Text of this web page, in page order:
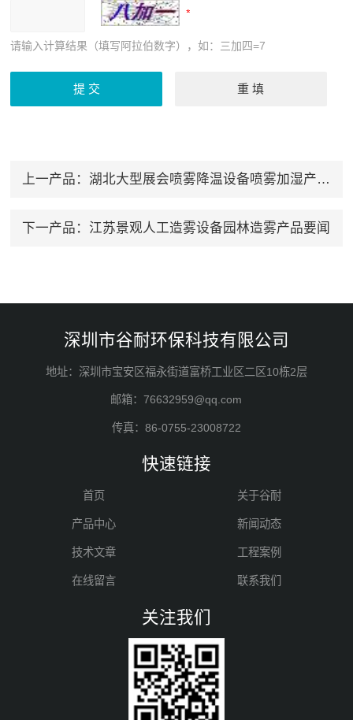
请输入计算结果（填写阿拉伯数字），如：三加四=7
上一产品： 湖北大型展会喷雾降温设备喷雾加湿产品要闻
下一产品： 江苏景观人工造雾设备园林造雾产品要闻
深圳市谷耐环保科技有限公司
地址：深圳市宝安区福永街道富桥工业区二区10栋2层
邮箱：76632959@qq.com
传真：86-0755-23008722
快速链接
首页 关于谷耐
产品中心 新闻动态
技术文章 工程案例
在线留言 联系我们
关注我们